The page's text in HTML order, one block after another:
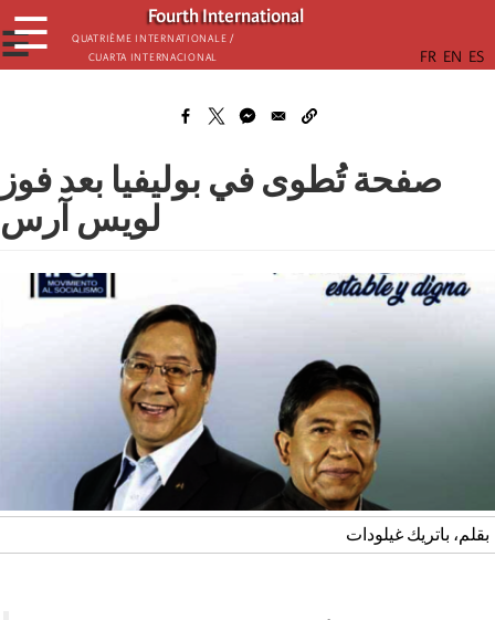
Skip
to
main
Fourth International
Quatrième internationale /
Cuarta Internacional
☰
☰
صفحة تُطوى في بوليفيا بعد فوز
لويس آرس
بقلم، باتريك غيلودات